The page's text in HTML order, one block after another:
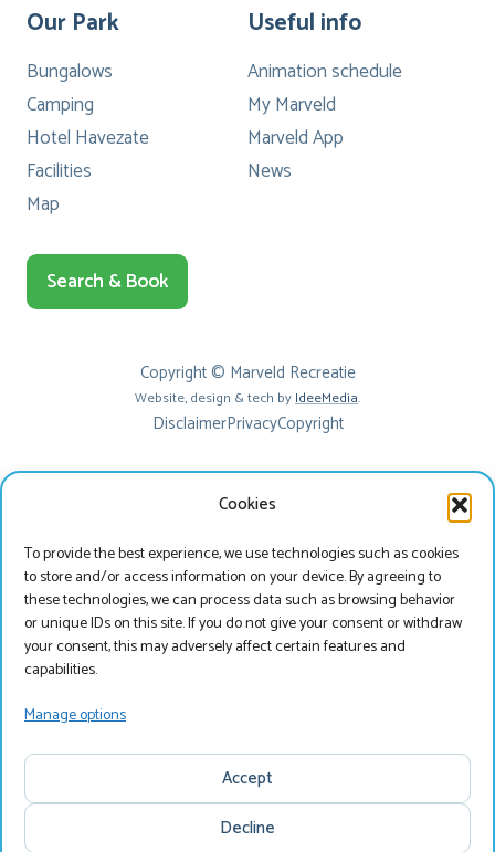
Cookies
To provide the best experience, we use technologies such as cookies
to store and/or access information on your device. By agreeing to
these technologies, we can process data such as browsing behavior
or unique IDs on this site. If you do not give your consent or withdraw
your consent, this may adversely affect certain features and
capabilities.
Manage options
Accept
Decline
Our Park
Bungalows
Camping
Hotel Havezate
Facilities
Map
Useful info
Animation schedule
My Marveld
Marveld App
News
Search & Book
Copyright © Marveld Recreatie
Website, design & tech byIdeeMedia.
DisclaimerPrivacyCopyright
Beste bezoeker
Je bekijkt onze website momenteel in het Engels, wil
je onze website bezoeken in het Nederlands?
Nederlands